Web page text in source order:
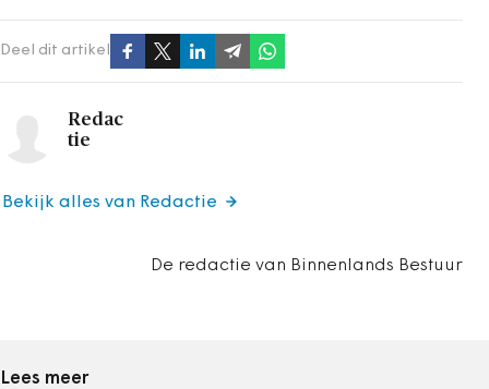
Deel dit artikel
Redac
tie
De redactie van Binnenlands Bestuur
Bekijk alles van Redactie
Lees meer